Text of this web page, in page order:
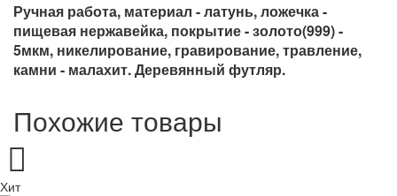
Ручная работа, материал - латунь, ложечка -
пищевая нержавейка, покрытие - золото(999) -
5мкм, никелирование, гравирование, травление,
камни - малахит. Деревянный футляр.
Похожие товары
Хит